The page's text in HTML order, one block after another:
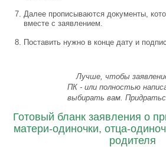
Далее прописываются документы,
вместе с заявлением.
Поставить нужно в конце дату и
Лучше, чтобы
ПК - или полностью
выбирать вам.
Готовый бланк заявления о
матери-одиночки, отца-
родителя